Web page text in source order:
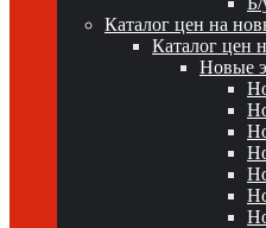
Каталог цен на
Каталог цен
Новые